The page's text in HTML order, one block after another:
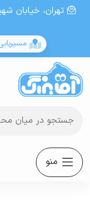
تهران، خيابان
مسیریابی
منو